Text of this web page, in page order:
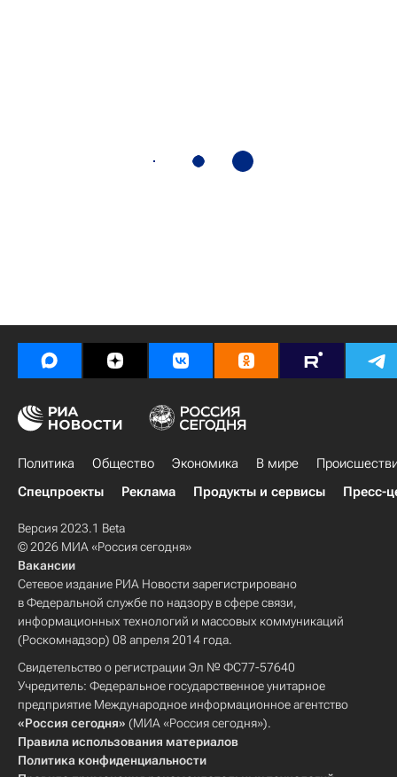
Политика Общество Экономика В мире
Спецпроекты
Реклама Продукты и сервисы Пресс-
Версия 2023.1 Beta
© 2026 МИА «Россия сегодня»
Вакансии
Сетевое издание РИА Новости зарегистрировано
в Федеральной службе по надзору в сфере связи,
информационных технологий и массовых коммуникаций
(Роскомнадзор) 08 апреля 2014 года.
Свидетельство о регистрации Эл № ФС77-57640
Учредитель: Федеральное государственное унитарное
предприятие Международное информационное агентство
«Россия сегодня» (МИА «Россия сегодня»).
Правила использования материалов
Политика конфиденциальности